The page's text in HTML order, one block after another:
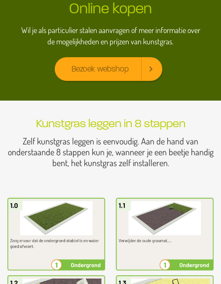
Online kopen
Wil je als particulier stalen aanvragen of meer informatie over
de mogelijkheden en prijzen van kunstgras.
Bezoek webshop
Kunstgras leggen in 8 stappen
Zelf kunstgras leggen is eenvoudig. Aan de hand van
onderstaande 8 stappen kun je, wanneer je een beetje handig
bent, het kunstgras zelf installeren.